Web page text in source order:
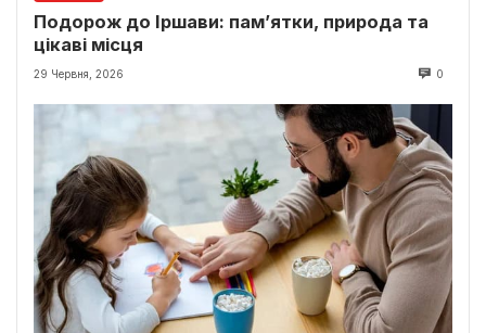
Подорож до Іршави: пам’ятки, природа та
цікаві місця
29 Червня, 2026 0